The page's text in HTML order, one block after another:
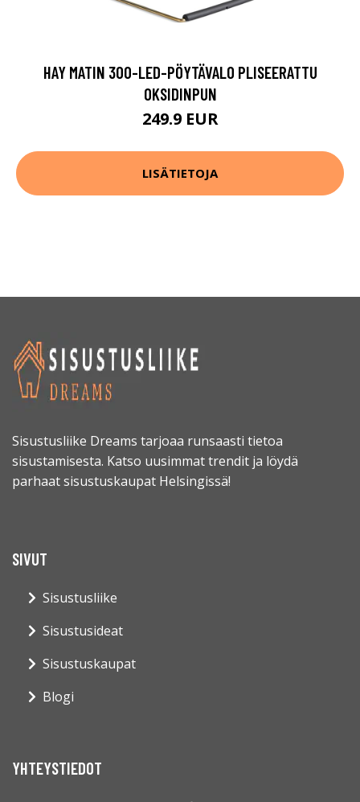
HAY MATIN 300-LED-PÖYTÄVALO PLISEERATTU
OKSIDINPUN
249.9 EUR
LISÄTIETOJA
Sisustusliike Dreams tarjoaa runsaasti tietoa
sisustamisesta. Katso uusimmat trendit ja löydä
parhaat sisustuskaupat Helsingissä!
SIVUT
Sisustusliike
Sisustusideat
Sisustuskaupat
Blogi
YHTEYSTIEDOT